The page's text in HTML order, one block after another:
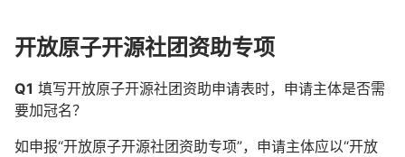
开放原子开源社团资助专项
Q1 填写开放原子开源社团资助申请表时，申请主体是否需
要加冠名？
如申报“开放原子开源社团资助专项”，申请主体应以“开放